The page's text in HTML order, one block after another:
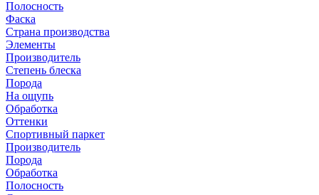
Полосность
Фаска
Страна производства
Элементы
Производитель
Степень блеска
Порода
На ощупь
Обработка
Оттенки
Спортивный паркет
Производитель
Порода
Обработка
Полосность